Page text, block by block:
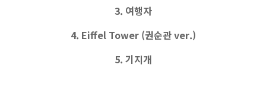
3. 여행자
4. Eiffel Tower (권순관 ver.)
5. 기지개